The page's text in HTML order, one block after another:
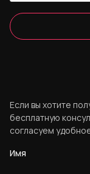
Если вы хотите
бесплатную
согласуем
Имя